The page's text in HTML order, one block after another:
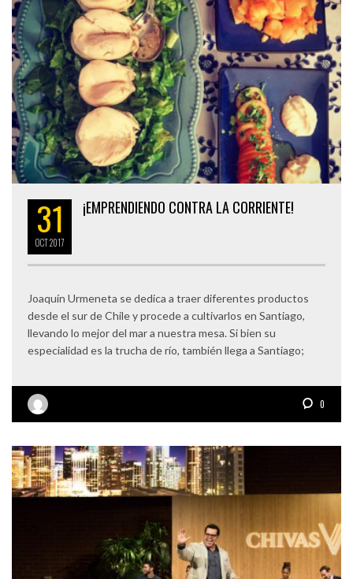
31
OCT2017
¡EMPRENDIENDO CONTRA LA CORRIENTE!
Joaquín Urmeneta se dedica a traer diferentes productos
desde el sur de Chile y procede a cultivarlos en Santiago,
llevando lo mejor del mar a nuestra mesa. Si bien su
especialidad es la trucha de río, también llega a Santiago;
0